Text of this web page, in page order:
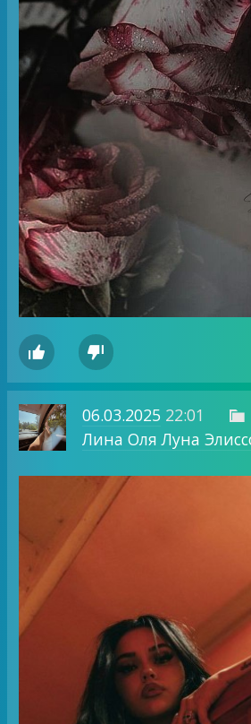
 
06.03.2025 22:01 